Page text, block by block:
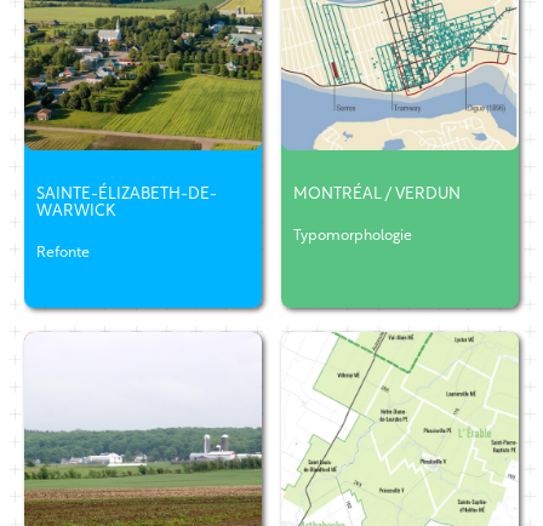
SAINTE-ÉLIZABETH-DE-
WARWICK
Refonte
MONTRÉAL / VERDUN
Typomorphologie